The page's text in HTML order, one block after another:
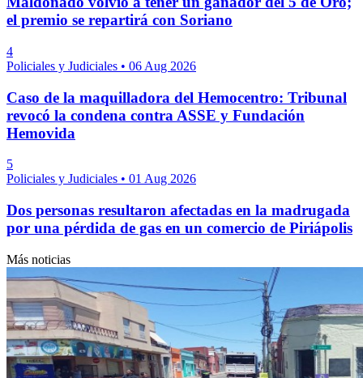
el premio se repartirá con Soriano
4
Policiales y Judiciales • 06 Aug 2026
Caso de la maquilladora del Hemocentro: Tribunal
revocó la condena contra ASSE y Fundación
Hemovida
5
Policiales y Judiciales • 01 Aug 2026
Dos personas resultaron afectadas en la madrugada
por una pérdida de gas en un comercio de Piriápolis
Más noticias